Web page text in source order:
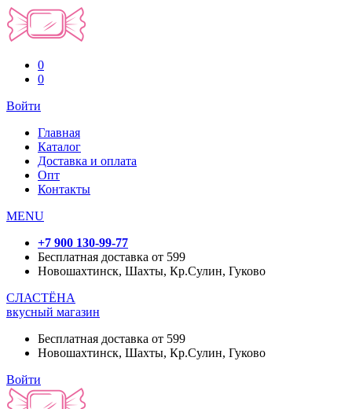
0
0
Войти
Главная
Каталог
Доставка и оплата
Опт
Контакты
MENU
+7 900 130-99-77
Бесплатная доставка от 599
Новошахтинск, Шахты, Кр.Сулин, Гуково
СЛАСТЁНА
вкусный магазин
Бесплатная доставка от 599
Новошахтинск, Шахты, Кр.Сулин, Гуково
Войти